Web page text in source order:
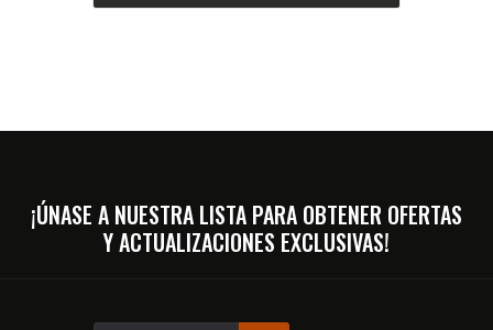
¡ÚNASE A NUESTRA LISTA PARA OBTENER OFERTAS
Y ACTUALIZACIONES EXCLUSIVAS!